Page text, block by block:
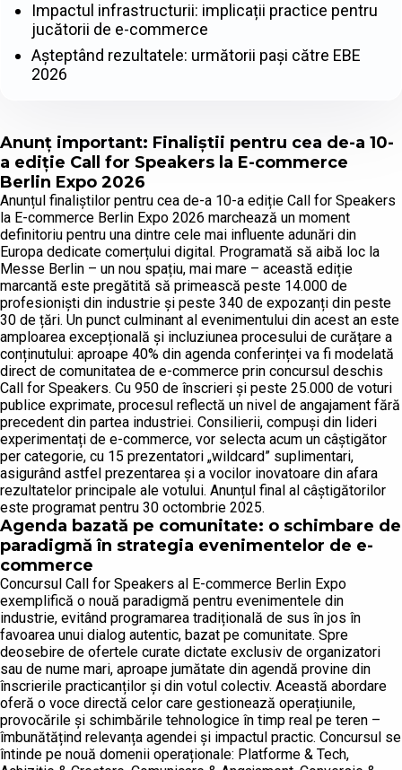
Anunț important: Finaliștii pentru cea de-a 10-
a ediție Call for Speakers la E-commerce
Berlin Expo 2026
Anunțul finaliștilor pentru cea de-a 10-a ediție Call for Speakers
la E-commerce Berlin Expo 2026 marchează un moment
definitoriu pentru una dintre cele mai influente adunări din
Europa dedicate comerțului digital. Programată să aibă loc la
Messe Berlin – un nou spațiu, mai mare – această ediție
marcantă este pregătită să primească peste 14.000 de
profesioniști din industrie și peste 340 de expozanți din peste
30 de țări. Un punct culminant al evenimentului din acest an este
amploarea excepțională și incluziunea procesului de curățare a
conținutului: aproape 40% din agenda conferinței va fi modelată
direct de comunitatea de e-commerce prin concursul deschis
Call for Speakers. Cu 950 de înscrieri și peste 25.000 de voturi
publice exprimate, procesul reflectă un nivel de angajament fără
precedent din partea industriei. Consilierii, compuși din lideri
experimentați de e-commerce, vor selecta acum un câștigător
per categorie, cu 15 prezentatori „wildcard” suplimentari,
asigurând astfel prezentarea și a vocilor inovatoare din afara
rezultatelor principale ale votului. Anunțul final al câștigătorilor
este programat pentru 30 octombrie 2025.
Agenda bazată pe comunitate: o schimbare de
paradigmă în strategia evenimentelor de e-
commerce
Concursul Call for Speakers al E-commerce Berlin Expo
exemplifică o nouă paradigmă pentru evenimentele din
industrie, evitând programarea tradițională de sus în jos în
favoarea unui dialog autentic, bazat pe comunitate. Spre
deosebire de ofertele curate dictate exclusiv de organizatori
sau de nume mari, aproape jumătate din agendă provine din
înscrierile practicanților și din votul colectiv. Această abordare
oferă o voce directă celor care gestionează operațiunile,
provocările și schimbările tehnologice în timp real pe teren –
îmbunătățind relevanța agendei și impactul practic. Concursul se
întinde pe nouă domenii operaționale: Platforme & Tech,
Impactul infrastructurii: implicații practice pentru
jucătorii de e-commerce
Așteptând rezultatele: următorii pași către EBE
2026